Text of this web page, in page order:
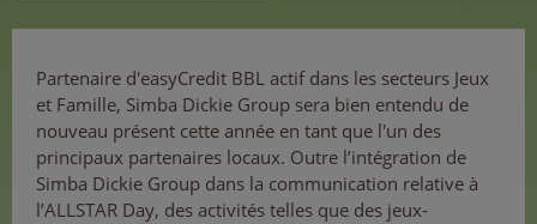
Partenaire d'easyCredit BBL actif dans les secteurs Jeux
et Famille, Simba Dickie Group sera bien entendu de
nouveau présent cette année en tant que l'un des
principaux partenaires locaux. Outre l’intégration de
Simba Dickie Group dans la communication relative à
l’ALLSTAR Day, des activités telles que des jeux-